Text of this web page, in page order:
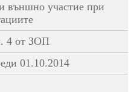
външно участие при
4 от ЗОП
01.10.2014